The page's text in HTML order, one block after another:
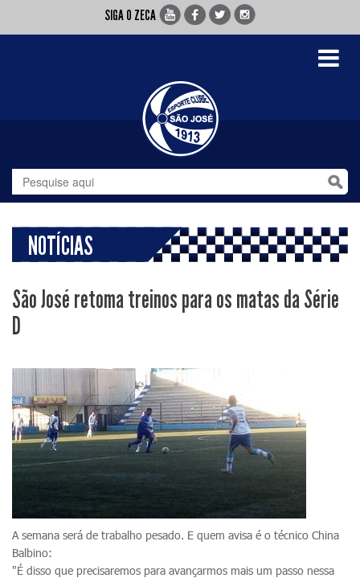
SIGA O ZECA
Toggle
NOTÍCIAS
São José retoma treinos para os matas da Série
D
A semana será de trabalho pesado. E quem avisa é o técnico China
Balbino:
"É disso que precisaremos para avançarmos mais um passo nessa